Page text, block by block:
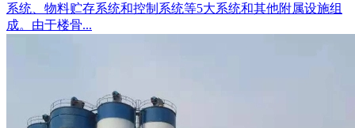
系统、物料贮存系统和控制系统等5大系统和其他附属设施组
成。由于楼骨...